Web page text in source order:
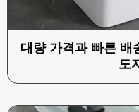
대량 가격과 빠른 배
도